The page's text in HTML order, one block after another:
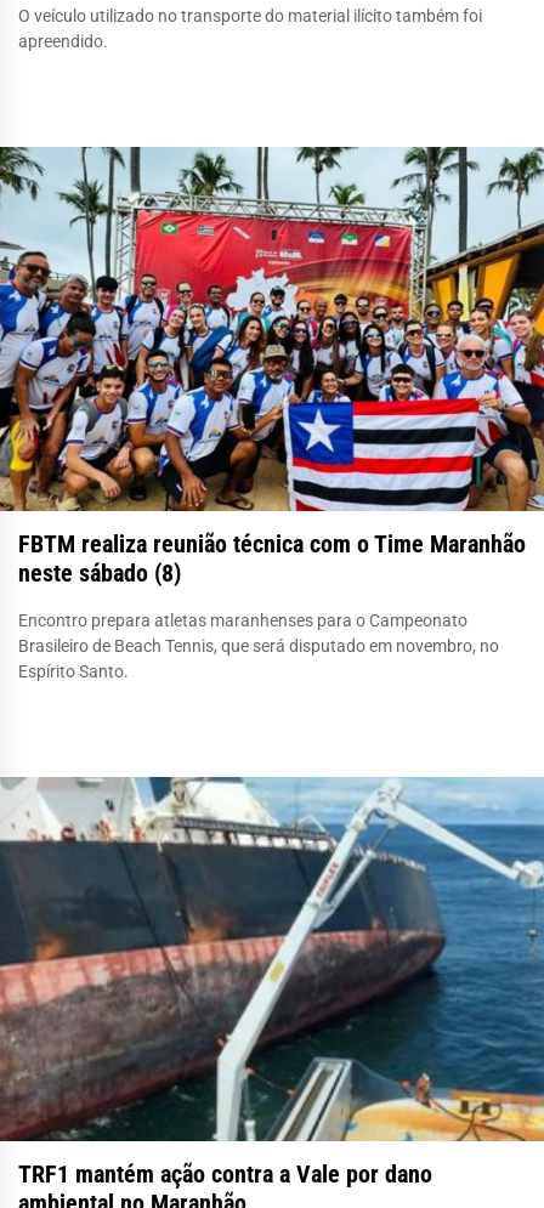
O veículo utilizado no transporte do material ilícito também foi
apreendido.
FBTM realiza reunião técnica com o Time Maranhão
neste sábado (8)
Encontro prepara atletas maranhenses para o Campeonato
Brasileiro de Beach Tennis, que será disputado em novembro, no
Espírito Santo.
TRF1 mantém ação contra a Vale por dano